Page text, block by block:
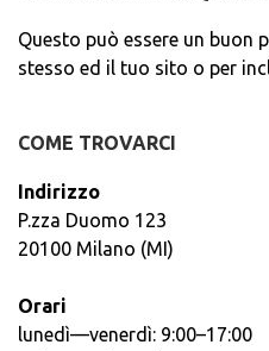
Questo può essere un buon
stesso ed il tuo sito o per
COME TROVARCI
Indirizzo
P.zza Duomo 123
20100 Milano (MI)
Orari
lunedì—venerdì: 9:00–17:00